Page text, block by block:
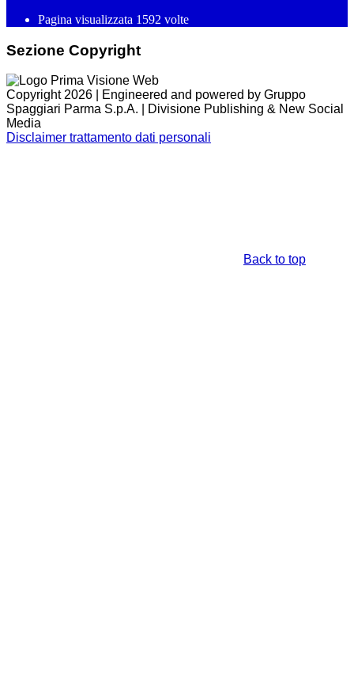
Pagina visualizzata 1592 volte
Sezione Copyright
Copyright 2026 | Engineered and powered by Gruppo
Spaggiari Parma S.p.A. | Divisione Publishing & New Social
Media
Disclaimer trattamento dati personali
Back to top